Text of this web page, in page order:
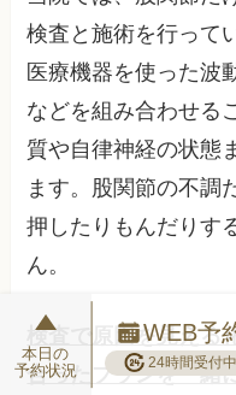
検査と施術を行って
医療機器を使った波
などを組み合わせる
質や自律神経の状態
ます。股関節の不調
押したりもんだりす
ん。
検査で原因を見える
合ったプランを一緒
本日の
予約状況
WEB予
24時間受付中